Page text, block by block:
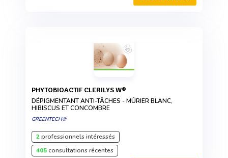
PHYTOBIOACTIF CLERILYS W®
DÉPIGMENTANT ANTI-TÂCHES - MÛRIER BLANC,
HIBISCUS ET CONCOMBRE
GREENTECH®
2professionnels intéressés
405consultations récentes